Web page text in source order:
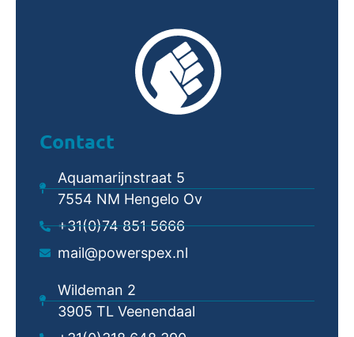
Contact
Aquamarijnstraat 5
7554 NM Hengelo Ov
+31(0)74 851 5666
mail@powerspex.nl
Wildeman 2
3905 TL Veenendaal